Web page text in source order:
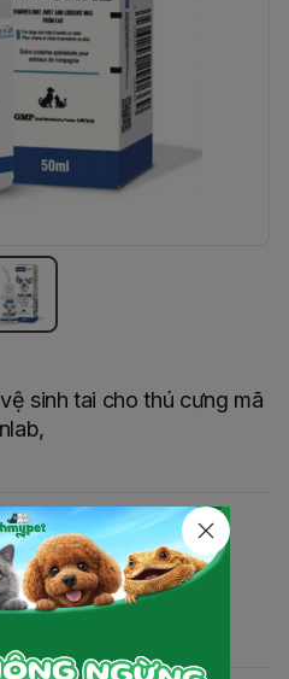
sinh tai cho thú cưng mã
thùng, mới 100%